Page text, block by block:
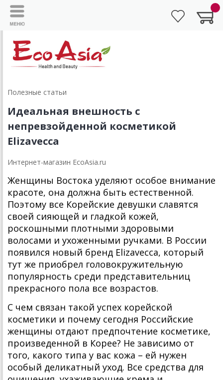
Полезные статьи
Идеальная внешность с
непревзойденной косметикой
Elizavecca
Интернет-магазин EcoAsia.ru
Женщины Востока уделяют особое внимание
красоте, она должна быть естественной.
Поэтому все Корейские девушки славятся
своей сияющей и гладкой кожей,
роскошными плотными здоровыми
волосами и ухоженными ручками. В России
появился новый бренд Elizavecca, который
тут же приобрел головокружительную
популярность среди представительниц
прекрасного пола все возрастов.
С чем связан такой успех корейской
косметики и почему сегодня Российские
женщины отдают предпочтение косметике,
произведенной в Корее? Не зависимо от
того, какого типа у вас кожа – ей нужен
особый деликатный уход. Все средства для